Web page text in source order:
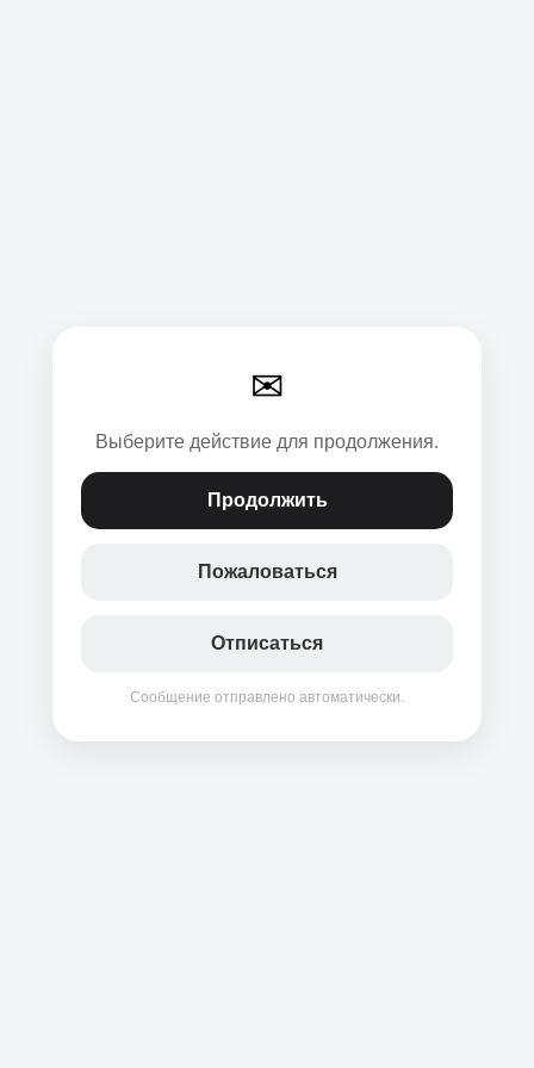
✉
Выберите действие для продолжения.
Продолжить
Пожаловаться
Отписаться
Сообщение отправлено автоматически.